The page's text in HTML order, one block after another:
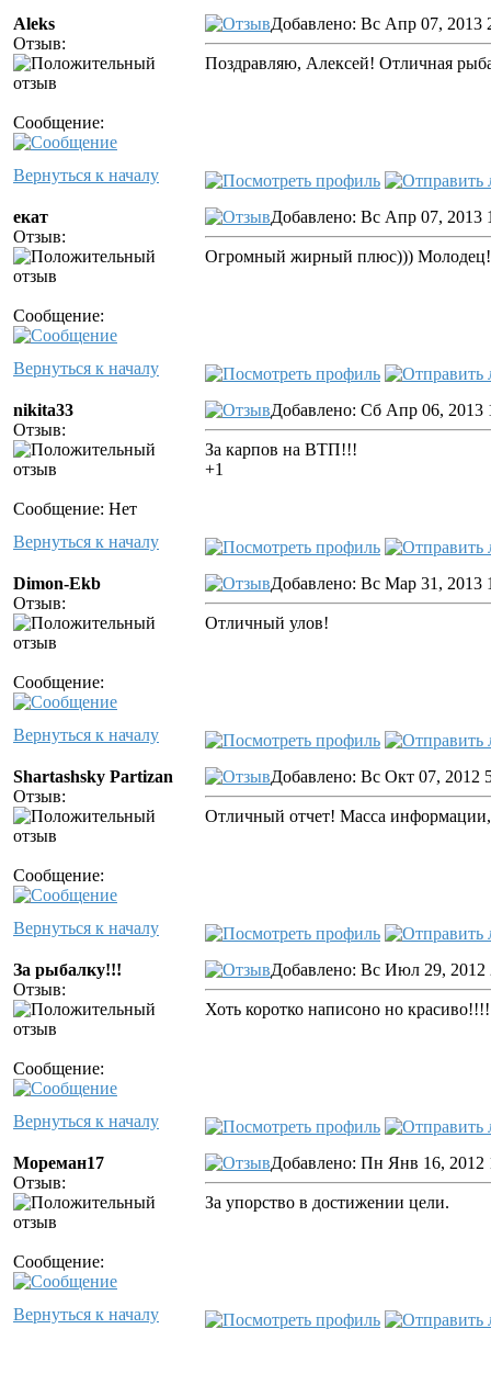
Aleks
Отзыв:
Сообщение:
Добавлено: Вс Апр 07, 2013
Поздравляю, Алексей! Отличная
Вернуться к началу
екат
Отзыв:
Сообщение:
Добавлено: Вс Апр 07, 2013
Огромный жирный плюс)))
Вернуться к началу
nikita33
Отзыв:
Сообщение: Нет
Добавлено: Сб Апр 06, 2013
За карпов на ВТП!!!
+1
Вернуться к началу
Dimon-Ekb
Отзыв:
Сообщение:
Добавлено: Вс Мар 31, 2013
Отличный улов!
Вернуться к началу
Shartashsky Partizan
Отзыв:
Сообщение:
Добавлено: Вс Окт 07, 2012
Отличный отчет! Масса
Вернуться к началу
За рыбалку!!!
Отзыв:
Сообщение:
Добавлено: Вс Июл 29, 2012
Хоть коротко написоно но
Вернуться к началу
Мореман17
Отзыв:
Сообщение:
Добавлено: Пн Янв 16, 2012
За упорство в достижении цели.
Вернуться к началу